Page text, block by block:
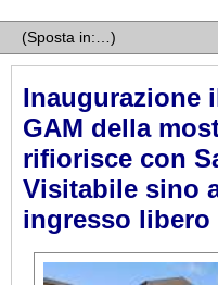
Inaugurazione
GAM della
rifiorisce con
Visitabile sino
ingresso libero